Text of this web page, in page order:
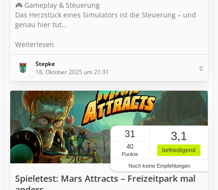
🎮 Gameplay & Steuerung
Das Herzstück eines Simulators ist die Steuerung – und
genau hier tut…
Weiterlesen
Stepke
18. Oktober 2025 um 21:31
0
31
40
Punkte
3,1
befriedigend
Noch keine Empfehlungen
Spieletest: Mars Attracts – Freizeitpark mal